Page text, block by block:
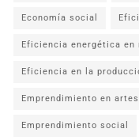
Economía social
Eficiencia energética en
Eficiencia en la
Emprendimiento en
Emprendimiento social